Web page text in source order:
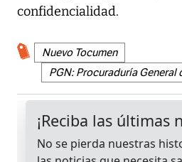
confidencialidad.
Nuevo Tocumen
PGN: Procuraduría General